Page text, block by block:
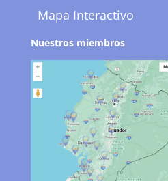
Mapa Interactivo
Nuestros miembros